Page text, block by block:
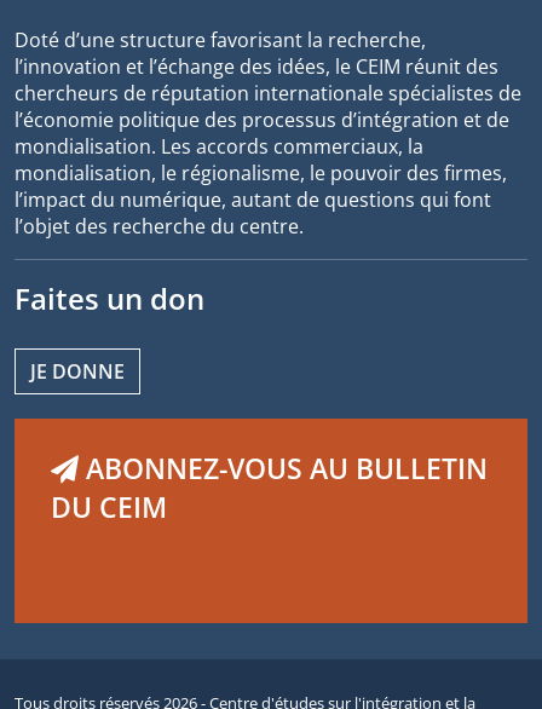
Doté d’une structure favorisant la recherche,
l’innovation et l’échange des idées, le CEIM réunit des
chercheurs de réputation internationale spécialistes de
l’économie politique des processus d’intégration et de
mondialisation. Les accords commerciaux, la
mondialisation, le régionalisme, le pouvoir des firmes,
l’impact du numérique, autant de questions qui font
l’objet des recherche du centre.
Faites un don
JE DONNE
ABONNEZ-VOUS AU BULLETIN
DU CEIM
Tous droits réservés 2026 - Centre d'études sur l'intégration et la